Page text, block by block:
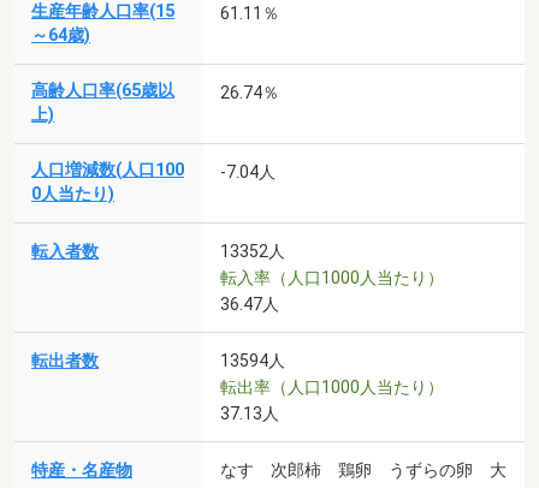
生産年齢人口率(15
～64歳)
61.11％
高齢人口率(65歳以
上)
26.74％
人口増減数(人口100
0人当たり)
-7.04人
転入者数
13352人
転入率（人口1000人当たり）
36.47人
転出者数
13594人
転出率（人口1000人当たり）
37.13人
特産・名産物
なす 次郎柿 鶏卵 うずらの卵 大